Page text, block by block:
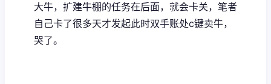
大牛，扩建牛棚的任务在后面，就会卡关，笔者
自己卡了很多天才发起此时双手账处c键卖牛，
哭了。